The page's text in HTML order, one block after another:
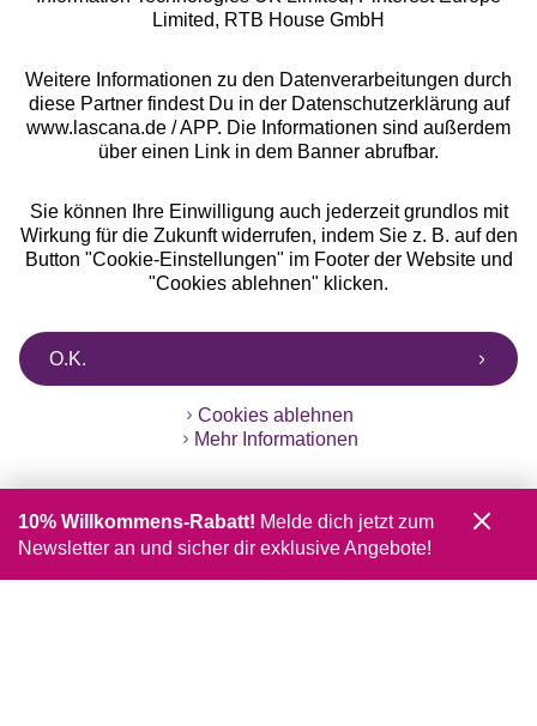
Limited, RTB House GmbH
Weitere Informationen zu den Datenverarbeitungen durch
diese Partner findest Du in der Datenschutzerklärung auf
www.lascana.de / APP. Die Informationen sind außerdem
über einen Link in dem Banner abrufbar.
Sie können Ihre Einwilligung auch jederzeit grundlos mit
Wirkung für die Zukunft widerrufen, indem Sie z. B. auf den
Button "Cookie-Einstellungen" im Footer der Website und
"Cookies ablehnen" klicken.
O.K.
Cookies ablehnen
Mehr Informationen
10% Willkommens-Rabatt! Melde dich jetzt zum
Newsletter an und sicher dir exklusive Angebote!